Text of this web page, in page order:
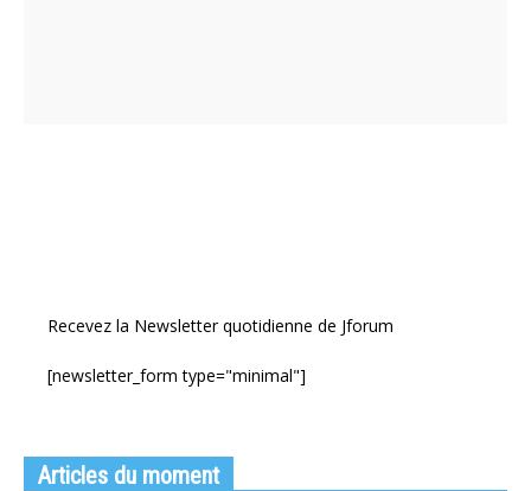
Recevez la Newsletter quotidienne de Jforum
[newsletter_form type="minimal"]
Articles du moment